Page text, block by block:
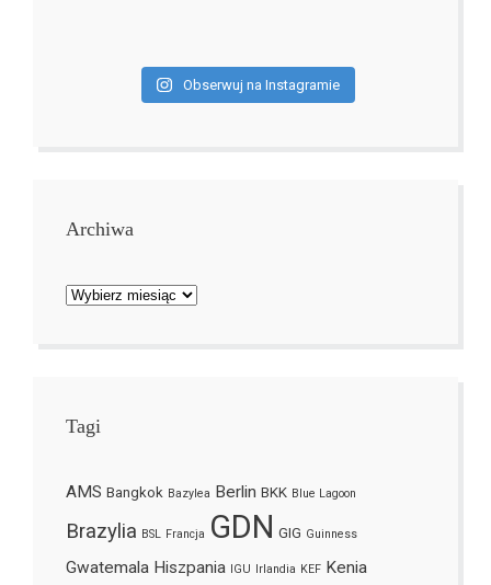
Obserwuj na Instagramie
Archiwa
Archiwa
Tagi
AMS Bangkok Bazylea Berlin BKK Blue Lagoon
Brazylia BSL Francja GDN GIG Guinness
Gwatemala Hiszpania IGU Irlandia KEF Kenia